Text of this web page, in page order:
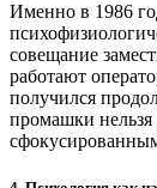
Именно в 1986
совещание
работают
получился
промашки нельзя